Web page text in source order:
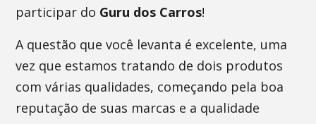
participar do Guru dos Carros!
A questão que você levanta é excelente, uma
vez que estamos tratando de dois produtos
com várias qualidades, começando pela boa
reputação de suas marcas e a qualidade